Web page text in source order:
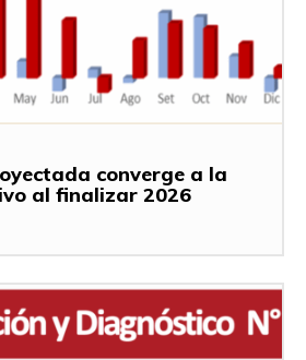
converge a la
al finalizar 2026